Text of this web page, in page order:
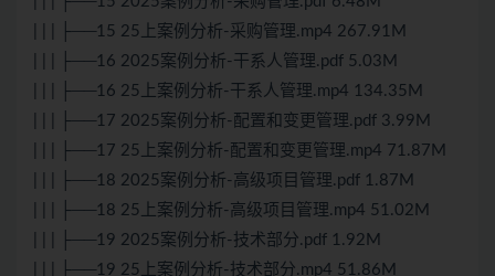
| | | ├──15 25上案例分析-采购管理.mp4 267.91M
| | | ├──16 2025案例分析-干系人管理.pdf 5.03M
| | | ├──16 25上案例分析-干系人管理.mp4 134.35M
| | | ├──17 2025案例分析-配置和变更管理.pdf 3.99M
| | | ├──17 25上案例分析-配置和变更管理.mp4 71.87M
| | | ├──18 2025案例分析-高级项目管理.pdf 1.87M
| | | ├──18 25上案例分析-高级项目管理.mp4 51.02M
| | | ├──19 2025案例分析-技术部分.pdf 1.92M
| | | ├──19 25上案例分析-技术部分.mp4 51.86M